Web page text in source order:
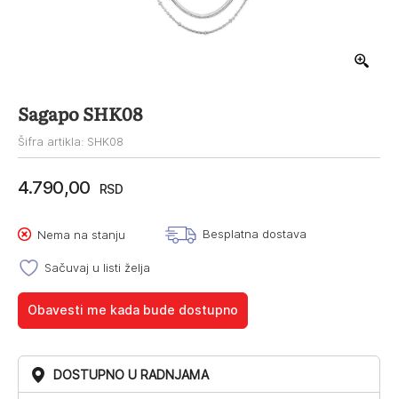
Sagapo SHK08
Šifra artikla: SHK08
4.790,00 RSD
Nema na stanju Besplatna dostava
Sačuvaj u listi želja
Obavesti me kada bude dostupno
DOSTUPNO U RADNJAMA